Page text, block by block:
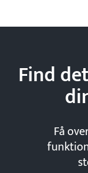
Find
Få